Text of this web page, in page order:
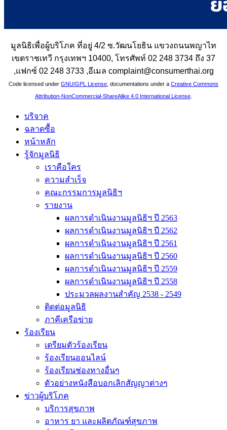
มูลนิธิเพื่อผู้บริโภค ที่อยู่ 4/2 ซ.วัฒนโยธิน แขวงถนนพญาไท
เขตราชเทวี กรุงเทพฯ 10400, โทรศัพท์ 02 248 3734 ถึง 37
,แฟกซ์ 02 248 3733 ,อีเมล complaint@consumerthai.org
Code licensed under GNU/GPL License , documentations under a Creative Commons
Attribution-NonCommercial-ShareAlike 4.0 International License
บริจาค
ฉลาดซื้อ
หน้าหลัก
รู้จักมูลนิธิ
เราคือใคร
ความสำเร็จ
คณะกรรมการมูลนิธิฯ
รายงาน
ผลการดำเนินงานมูลนิธิฯ ปี 2563
ผลการดำเนินงานมูลนิธิฯ ปี 2562
ผลการดำเนินงานมูลนิธิฯ ปี 2561
ผลการดำเนินงานมูลนิธิฯ ปี 2560
ผลการดำเนินงานมูลนิธิฯ ปี 2559
ผลการดำเนินงานมูลนิธิฯ ปี 2558
ประมวลผลงานสำคัญ 2538 - 2549
ติดต่อมูลนิธิ
ภาคีเครือข่าย
ร้องเรียน
เตรียมตัวร้องเรียน
ร้องเรียนออนไลน์
ร้องเรียนช่องทางอื่นๆ
ตัวอย่างหนังสือบอกเลิกสัญญาต่างๆ
ข่าวผู้บริโภค
บริการสุขภาพ
อาหาร ยา และผลิตภัณฑ์สุขภาพ